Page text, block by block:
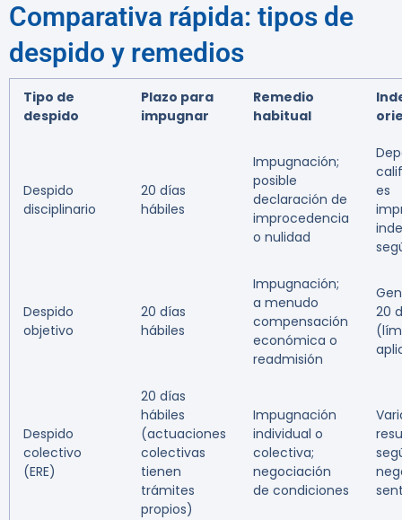
Comparativa rápida: tipos de
despido y remedios
Tipo de
despido
Plazo para
impugnar
Remedio
habitual
Despido
disciplinario
20 días
hábiles
Impugnación;
posible
declaración de
improcedencia
o nulidad
es
Despido
objetivo
20 días
hábiles
Impugnación;
a menudo
compensación
económica o
readmisión
20
Despido
colectivo
(ERE)
20 días
hábiles
(actuaciones
colectivas
tienen
trámites
propios)
Impugnación
individual o
colectiva;
negociación
de condiciones